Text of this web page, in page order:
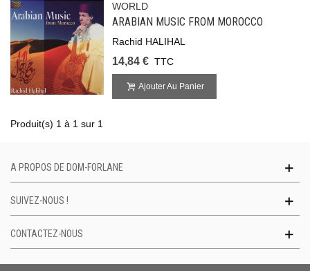
WORLD
ARABIAN MUSIC FROM MOROCCO
Rachid HALIHAL
14,84 € TTC
Ajouter Au Panier
Produit(s) 1 à 1 sur 1
A PROPOS DE DOM-FORLANE
SUIVEZ-NOUS !
CONTACTEZ-NOUS